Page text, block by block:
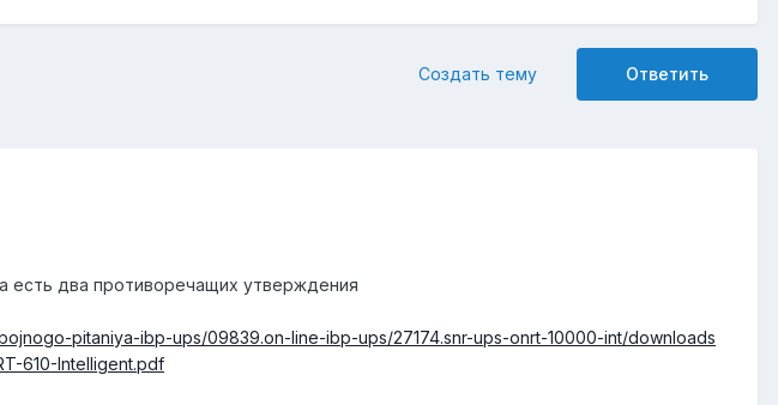
Ответить
Создать тему
есть два противоречащих утверждения
pitaniya-ibp-ups/09839.on-line-ibp-ups/27174.snr-ups-onrt-10000-int/downloads
610-Intelligent.pdf